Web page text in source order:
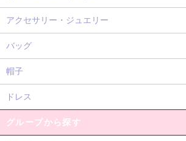
アクセサリー・ジュエリー
バッグ
帽子
ドレス
グループから探す